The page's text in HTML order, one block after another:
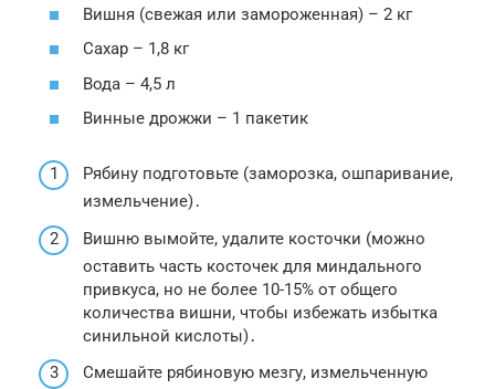
Вишня (свежая или замороженная) – 2 кг
Сахар – 1,8 кг
Вода – 4,5 л
Винные дрожжи – 1 пакетик
Рябину подготовьте (заморозка, ошпаривание,
измельчение)․
Вишню вымойте, удалите косточки (можно
оставить часть косточек для миндального
привкуса, но не более 10-15% от общего
количества вишни, чтобы избежать избытка
синильной кислоты)․
Смешайте рябиновую мезгу, измельченную